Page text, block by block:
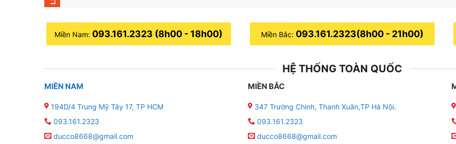
Miền Nam: 093.161.2323 (8h00 - 18h00) Miền Bắc: 093.161.2323(8h00 - 21h00)
HỆ THỐNG TOÀN QUỐC
MIỀN NAM
194D/4 Trung Mỹ Tây 17, TP HCM
093.161.2323
ducco8668@gmail.com
MIỀN BẮC
347 Trường Chinh, Thanh Xuân,TP Hà Nội.
093.161.2323
ducco8668@gmail.com